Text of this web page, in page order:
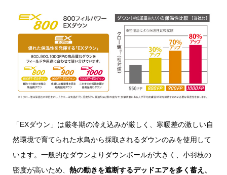
「EXダウン」は厳冬期の冷え込みが厳しく、寒暖差の激しい自
然環境で育てられた水鳥から採取されるダウンのみを使用して
います。一般的なダウンよりダウンボールが大きく、小羽枝の
密度が高いため、 熱の動きを遮断するデッドエアを多く蓄え、